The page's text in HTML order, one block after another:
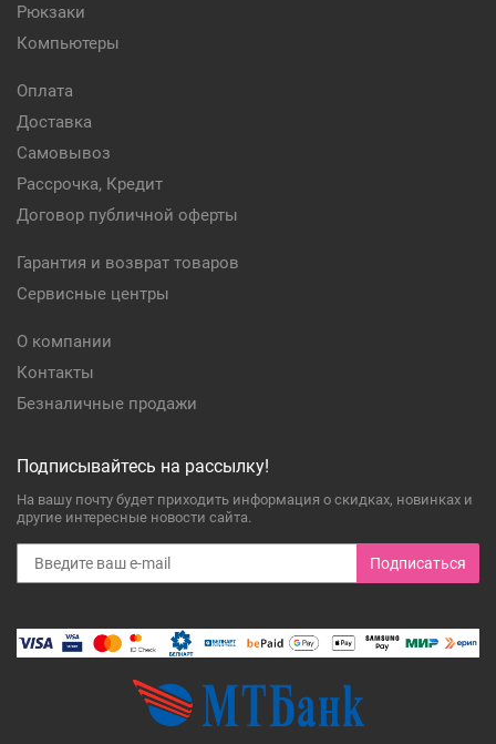
Рюкзаки
Компьютеры
Оплата
Доставка
Самовывоз
Рассрочка, Кредит
Договор публичной оферты
Гарантия и возврат товаров
Сервисные центры
О компании
Контакты
Безналичные продажи
Подписывайтесь на рассылку!
На вашу почту будет приходить информация о скидках, новинках и
другие интересные новости сайта.
Подписаться